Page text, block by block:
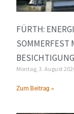
FÜRTH:
SOMMERFEST
BESICHTIGUNG
Montag, 3. August
Zum Beitrag »